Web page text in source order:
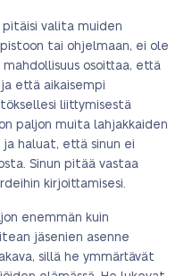
pitäisi valita muiden
tai ohjelmaan, ei ole
osoittaa, että
että aikaisempi
liittymisestä
paljon muita lahjakkaiden
haluat, että sinun ei
Sinun pitää vastaa
kirjoittamisesi.
enemmän kuin
jäsenien asenne
sillä he ymmärtävät